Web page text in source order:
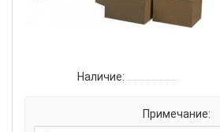
Наличие:
Примечание: